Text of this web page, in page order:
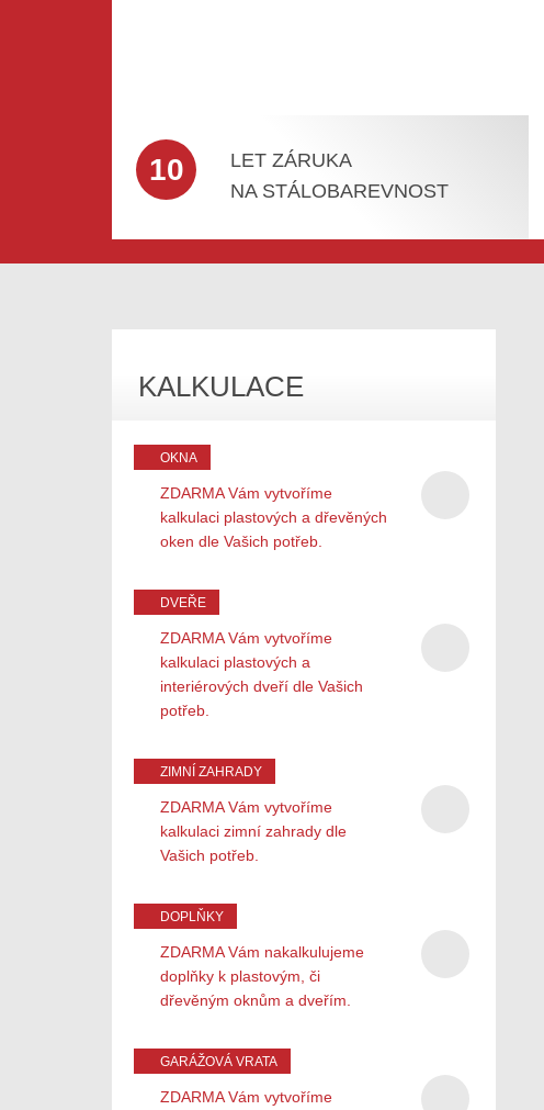
10
LET ZÁRUKA
NA STÁLOBAREVNOST
KALKULACE
OKNA
ZDARMA Vám vytvoříme
kalkulaci plastových a dřevěných
oken dle Vašich potřeb.
DVEŘE
ZDARMA Vám vytvoříme
kalkulaci plastových a
interiérových dveří dle Vašich
potřeb.
ZIMNÍ ZAHRADY
ZDARMA Vám vytvoříme
kalkulaci zimní zahrady dle
Vašich potřeb.
DOPLŇKY
ZDARMA Vám nakalkulujeme
doplňky k plastovým, či
dřevěným oknům a dveřím.
GARÁŽOVÁ VRATA
ZDARMA Vám vytvoříme